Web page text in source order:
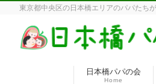
東京都中央区の日本橋エリアのパパたち
日本橋パパの会
Home